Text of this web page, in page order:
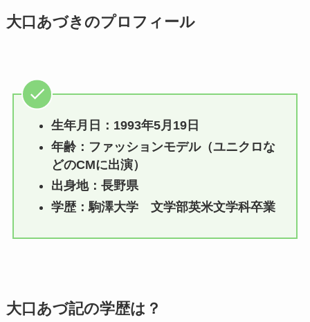
大口あづきのプロフィール
生年月日：1993年5月19日
年齢：ファッションモデル（ユニクロな
どのCMに出演）
出身地：長野県
学歴：駒澤大学 文学部英米文学科卒業
大口あづ記の学歴は？